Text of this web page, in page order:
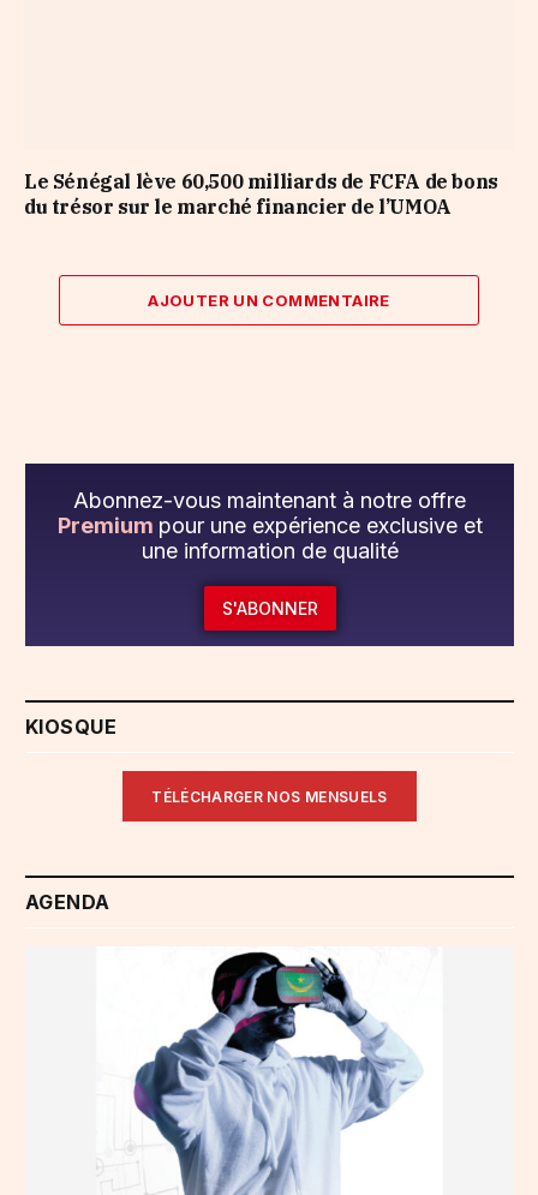
Le Sénégal lève 60,500 milliards de FCFA de bons
du trésor sur le marché financier de l’UMOA
AJOUTER UN COMMENTAIRE
Abonnez-vous maintenant à notre offre
Premium pour une expérience exclusive et
une information de qualité
S'ABONNER
KIOSQUE
TÉLÉCHARGER NOS MENSUELS
AGENDA